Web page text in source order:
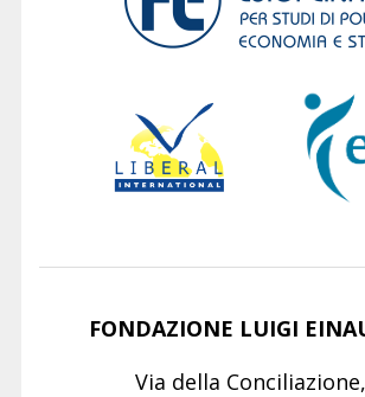
FONDAZIONE LUIGI
Via della